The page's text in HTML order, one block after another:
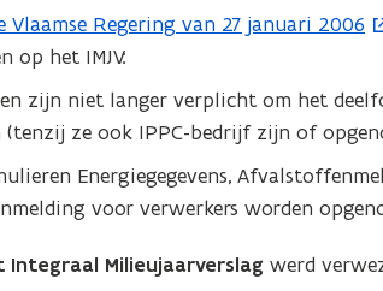
Vlaamse Regering van 27 januari 2006
op het IMJV:
zijn niet langer verplicht om het
ze ook IPPC-bedrijf zijn of
Energiegegevens,
voor verwerkers worden
Integraal Milieujaarverslag werd